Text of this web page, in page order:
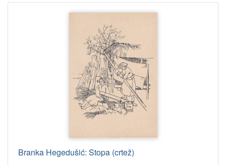
Branka Hegedušić: Stopa (crtež)